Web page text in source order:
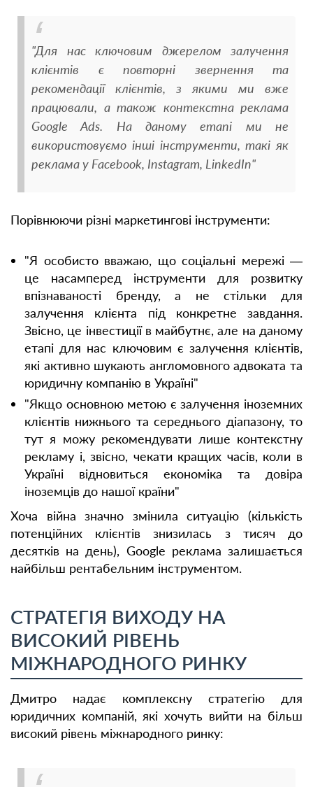
"Для нас ключовим джерелом залучення
клієнтів є повторні звернення та
рекомендації клієнтів, з якими ми вже
працювали, а також контекстна реклама
Google Ads. На даному етапі ми не
використовуємо інші інструменти, такі як
реклама у Facebook, Instagram, LinkedIn"
Порівнюючи різні маркетингові інструменти:
"Я особисто вважаю, що соціальні мережі —
це насамперед інструменти для розвитку
впізнаваності бренду, а не стільки для
залучення клієнта під конкретне завдання.
Звісно, це інвестиції в майбутнє, але на даному
етапі для нас ключовим є залучення клієнтів,
які активно шукають англомовного адвоката та
юридичну компанію в Україні"
"Якщо основною метою є залучення іноземних
клієнтів нижнього та середнього діапазону, то
тут я можу рекомендувати лише контекстну
рекламу і, звісно, чекати кращих часів, коли в
Україні відновиться економіка та довіра
іноземців до нашої країни"
Хоча війна значно змінила ситуацію (кількість
потенційних клієнтів знизилась з тисяч до
десятків на день), Google реклама залишається
найбільш рентабельним інструментом.
СТРАТЕГІЯ ВИХОДУ НА
ВИСОКИЙ РІВЕНЬ
МІЖНАРОДНОГО РИНКУ
Дмитро надає комплексну стратегію для
юридичних компаній, які хочуть вийти на більш
високий рівень міжнародного ринку: